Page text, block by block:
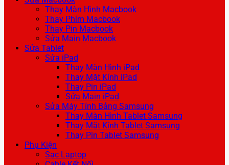
Thay Màn Hình Macbook
Thay Phím Macbook
Thay Pin Macbook
Sửa Main Macbook
Sửa Tablet
Sửa iPad
Thay Màn Hình iPad
Thay Mặt Kính iPad
Thay Pin iPad
Sửa Main iPad
Sửa Máy Tính Bảng Samsung
Thay Màn Hình Tablet Samsung
Thay Mặt Kính Tablet Samsung
Thay Pin Tablet Samsung
Phụ Kiện
Sạc Laptop